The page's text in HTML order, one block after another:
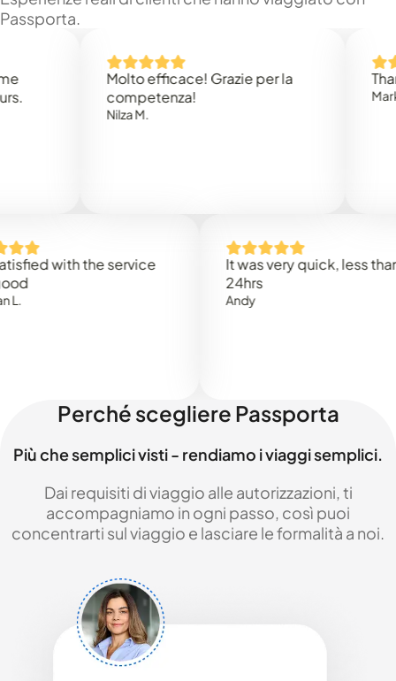
Passporta.
Molto efficace! Grazie per la
competenza!
Thank
with the service
It was very quick, less than
Perché scegliere Passporta
Più che semplici visti - rendiamo i viaggi semplici.
Dai requisiti di viaggio alle autorizzazioni, ti
accompagniamo in ogni passo, così puoi
concentrarti sul viaggio e lasciare le formalità a noi.